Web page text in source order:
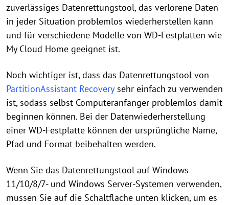
zuverlässiges Datenrettungstool, das verlorene Daten
in jeder Situation problemlos wiederherstellen kann
und für verschiedene Modelle von WD-Festplatten wie
My Cloud Home geeignet ist.
Noch wichtiger ist, dass das Datenrettungstool von
PartitionAssistant Recovery sehr einfach zu verwenden
ist, sodass selbst Computeranfänger problemlos damit
beginnen können. Bei der Datenwiederherstellung
einer WD-Festplatte können der ursprüngliche Name,
Pfad und Format beibehalten werden.
Wenn Sie das Datenrettungstool auf Windows
11/10/8/7- und Windows Server-Systemen verwenden,
müssen Sie auf die Schaltfläche unten klicken, um es